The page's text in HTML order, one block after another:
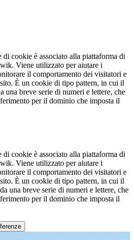
di cookie è associato alla piattaforma di
Viene utilizzato per aiutare i
il comportamento dei visitatori e
È un cookie di tipo pattern, in cui il
una breve serie di numeri e lettere, che
per il dominio che imposta il
di cookie è associato alla piattaforma di
Viene utilizzato per aiutare i
il comportamento dei visitatori e
È un cookie di tipo pattern, in cui il
una breve serie di numeri e lettere, che
per il dominio che imposta il